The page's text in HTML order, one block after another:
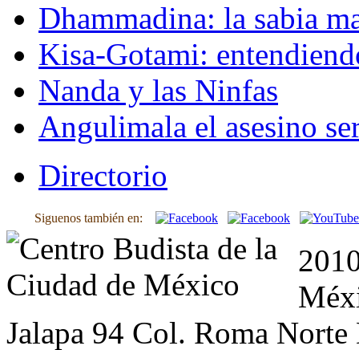
Dhammadina: la sabia
Kisa-Gotami:
Nanda y las Ninfas
Angulimala el asesino
Directorio
Siguenos también en:
Jalapa 94 Col. Roma